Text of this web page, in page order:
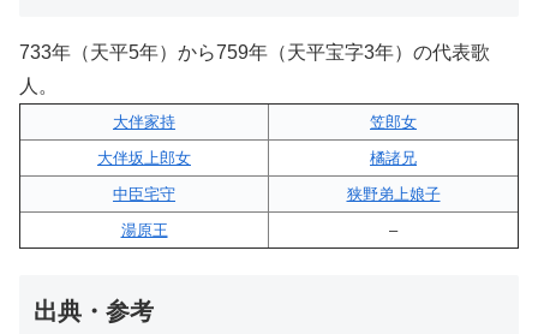
733年（天平5年）から759年（天平宝字3年）の代表歌
人。
大伴家持
笠郎女
大伴坂上郎女
橘諸兄
中臣宅守
狭野弟上娘子
湯原王
–
出典・参考